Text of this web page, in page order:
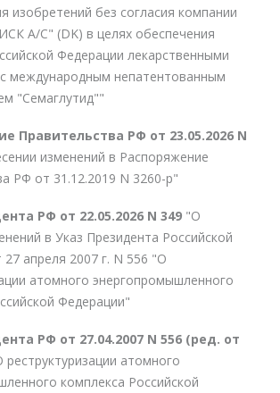
изобретений без согласия компании
А/С" (DK) в целях обеспечения
Федерации лекарственными
международным непатентованным
"Семаглутид""
Правительства РФ от 23.05.2026 N
изменений в Распоряжение
РФ от 31.12.2019 N 3260-р"
РФ от 22.05.2026 N 349 "О
в Указ Президента Российской
апреля 2007 г. N 556 "О
атомного энергопромышленного
Федерации"
РФ от 27.04.2007 N 556 (ред. от
реструктуризации атомного
комплекса Российской